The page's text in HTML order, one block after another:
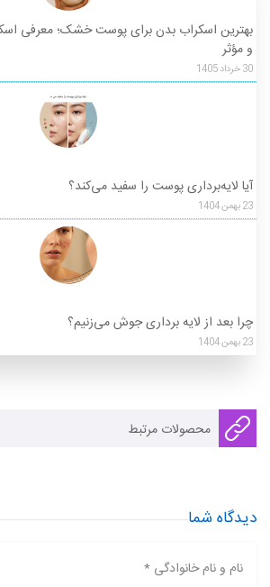
بهترین اسکراب بدن برای پوست خشک؛ معرفی
و مؤثر
30خرداد1405
آیا لایه‌برداری پوست را سفید می‌کند؟
23بهمن1404
چرا بعد از لایه ‌برداری جوش می‌زنیم؟
23بهمن1404
محصولات مرتبط
دیدگاه شما
نام و نام خانوادگی *